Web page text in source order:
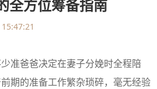
全方位筹备指南
爸爸决定在妻子分娩时全程陪
期的准备工作繁杂琐碎，毫无经验